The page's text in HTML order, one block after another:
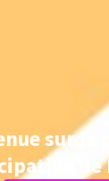
sur la
de